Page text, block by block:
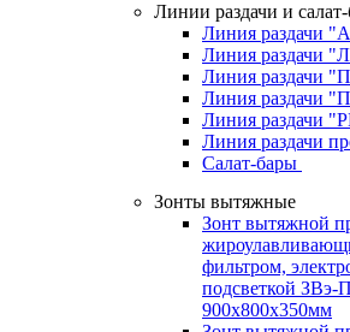
Линии раздачи и
Линия раздачи
Линия раздачи
Линия раздачи
Линия раздачи
Линия раздачи
Линия раздачи
Салат-бары
Зонты вытяжные
Зонт вытяжной
фильтром,
подсветкой ЗВэ-
900х800х350мм